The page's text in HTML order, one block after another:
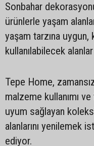
Sonbahar
ürünlerle yaşam
yaşam tarzına
kullanılabilecek
Tepe Home,
malzeme kullanımı
uyum sağlayan
alanlarını yenilemek
ediyor.